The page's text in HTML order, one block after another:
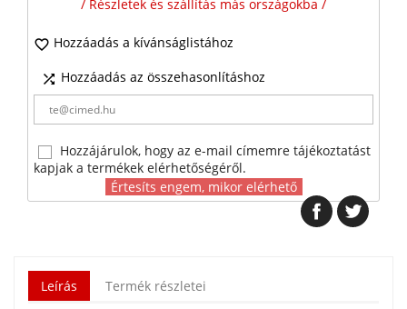
/ Részletek és szállítás más országokba /
 Hozzáadás a kívánságlistához
 Hozzáadás az összehasonlításhoz
Hozzájárulok, hogy az e-mail címemre tájékoztatást
kapjak a termékek elérhetőségéről.
Értesíts engem, mikor elérhető
Leírás Termék részletei